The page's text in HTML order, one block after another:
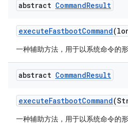
abstract CommandResult
executeFastbootCommand
一种辅助方法，用于以系统命令的
abstract CommandResult
executeFastbootCommand
一种辅助方法，用于以系统命令的